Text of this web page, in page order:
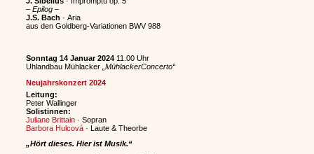
– Epilog –
J.S. Bach · Aria
aus den Goldberg-Variationen BWV 988
Sonntag 14 Januar 202411.00 Uhr
Uhlandbau Mühlacker„MühlackerConcerto“
Neujahrskonzert 2024
Leitung:
Peter Wallinger
Solistinnen:
Juliane Brittain· Sopran
Barbora Hulcová · Laute & Theorbe
„Hört dieses. Hier ist Musik.“